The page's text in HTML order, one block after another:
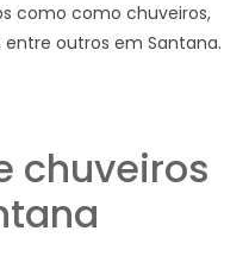
como como chuveiros,
outros em Santana.
chuveiros